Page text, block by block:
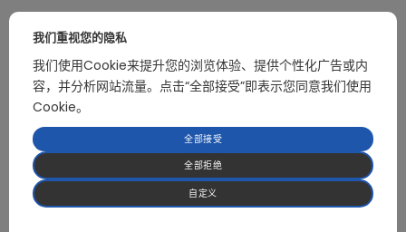
我们重视您的隐私
我们使用Cookie来提升您的浏览体验、提供个性化广告或内
容，并分析网站流量。点击“全部接受”即表示您同意我们使用
Cookie。
自定义
全部拒绝
全部接受